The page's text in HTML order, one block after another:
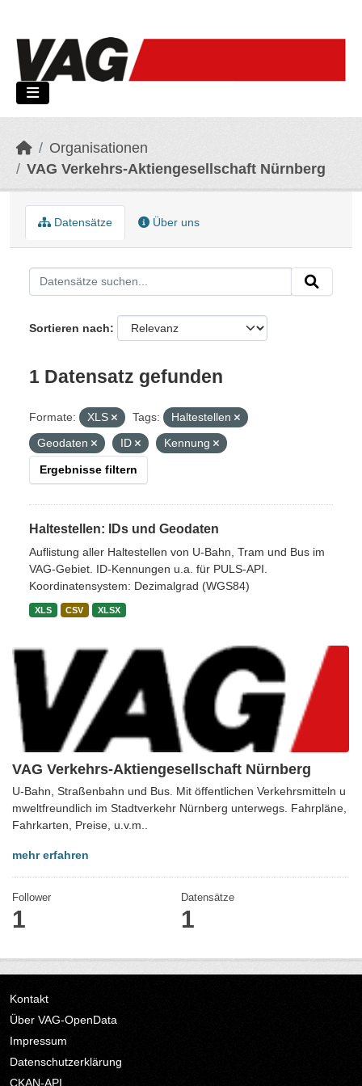
Organisationen
VAG Verkehrs-Aktiengesellschaft Nürnberg
VAG Verkehrs-Aktiengesellschaft Nürnberg
U-Bahn, Straßenbahn und Bus. Mit öffentlichen Verkehrsmitteln u
mweltfreundlich im Stadtverkehr Nürnberg unterwegs. Fahrpläne,
Fahrkarten, Preise, u.v.m..
mehr erfahren
Follower
1
Datensätze
1
Datensätze Über uns
Sortieren nach
1 Datensatz gefunden
Formate: XLS Tags:
Haltestellen
Geodaten
ID Kennung
Ergebnisse filtern
Haltestellen: IDs und Geodaten
Auflistung aller Haltestellen von U-Bahn, Tram und Bus im
VAG-Gebiet. ID-Kennungen u.a. für PULS-API.
Koordinatensystem: Dezimalgrad (WGS84)
XLS CSV XLSX
Kontakt
Über VAG-OpenData
Impressum
Datenschutzerklärung
CKAN-API